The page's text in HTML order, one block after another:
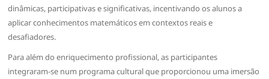
dinâmicas, participativas e significativas, incentivando os alunos a
aplicar conhecimentos matemáticos em contextos reais e
desafiadores.
Para além do enriquecimento profissional, as participantes
integraram-se num programa cultural que proporcionou uma imersão